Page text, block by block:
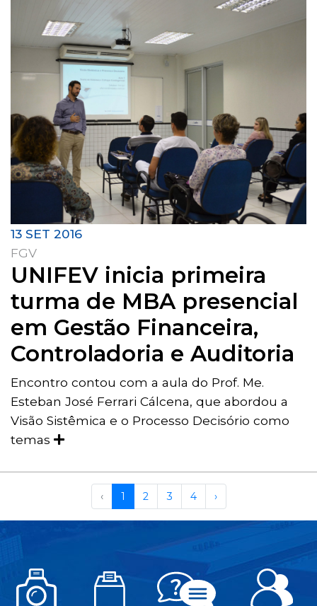
13 SET 2016
FGV
UNIFEV inicia primeira
turma de MBA presencial
em Gestão Financeira,
Controladoria e Auditoria
Encontro contou com a aula do Prof. Me.
Esteban José Ferrari Cálcena, que abordou a
Visão Sistêmica e o Processo Decisório como
temas
‹ 1 2 3 4 ›